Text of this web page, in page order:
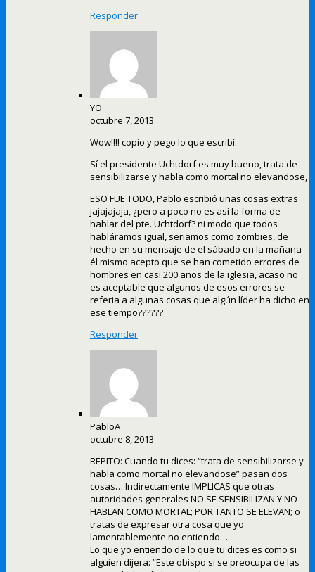
Responder
YO
octubre 7, 2013
Wow!!!! copio y pego lo que escribí:
Sí el presidente Uchtdorf es muy bueno, trata de
sensibilizarse y habla como mortal no elevandose,
ESO FUE TODO, Pablo escribió unas cosas extras
jajajajaja, ¿pero a poco no es así la forma de
hablar del pte. Uchtdorf? ni modo que todos
habláramos igual, seriamos como zombies, de
hecho en su mensaje de el sábado en la mañana
él mismo acepto que se han cometido errores de
hombres en casi 200 años de la iglesia, acaso no
es aceptable que algunos de esos errores se
referia a algunas cosas que algún líder ha dicho en
ese tiempo??????
Responder
PabloA
octubre 8, 2013
REPITO: Cuando tu dices: “trata de sensibilizarse y
habla como mortal no elevandose” pasan dos
cosas… Indirectamente IMPLICAS que otras
autoridades generales NO SE SENSIBILIZAN Y NO
HABLAN COMO MORTAL; POR TANTO SE ELEVAN; o
tratas de expresar otra cosa que yo
lamentablemente no entiendo…
Lo que yo entiendo de lo que tu dices es como si
alguien dijera: “Este obispo si se preocupa de las